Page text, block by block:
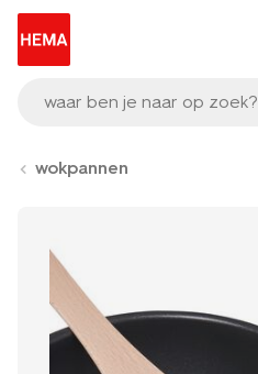
waar ben je naar op zoek?
wokpannen